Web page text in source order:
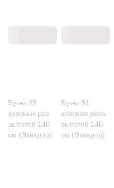
Букет 25
красных роз
высотой 140
см (Эквадор)
Букет 51
красная роза
высотой 140
см (Эквадор)